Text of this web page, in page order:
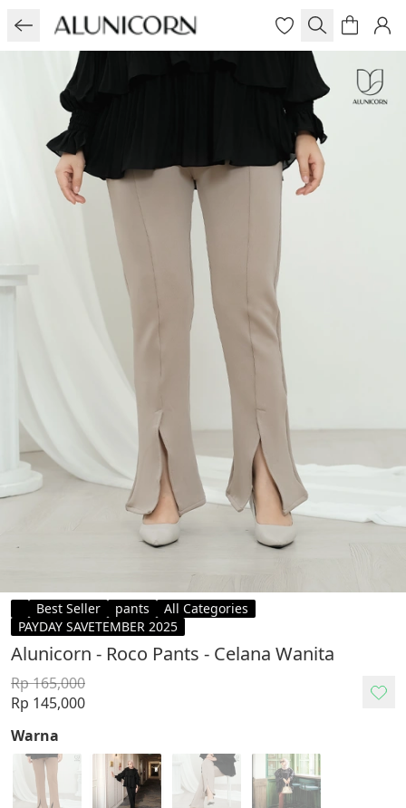
Best Seller pants
All Categories
PAYDAY SAVETEMBER 2025
Alunicorn - Roco Pants - Celana Wanita
Rp 165,000
Rp 145,000
Warna